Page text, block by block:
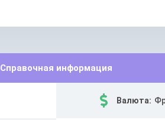
Справочная информация
Валюта: